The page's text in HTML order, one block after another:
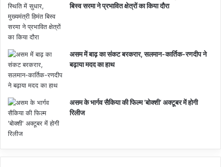
बिस्व सरमा ने प्रभावित क्षेत्रों का किया दौरा
असम में बाढ़ का संकट बरकरार, सलमान-कार्तिक-रणदीप ने
बढ़ाया मदद का हाथ
असम के भार्गव सैकिया की फिल्म ‘बोक्शी’ अक्टूबर में होगी
रिलीज